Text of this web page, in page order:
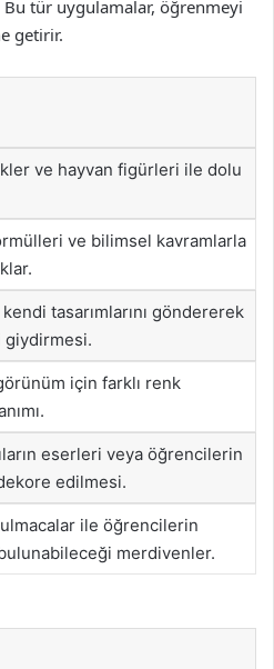
tür uygulamalar, öğrenmeyi
getirir.
ve hayvan figürleri ile dolu
ve bilimsel kavramlarla
tasarımlarını göndererek
için farklı renk
eserleri veya öğrencilerin
edilmesi.
ile öğrencilerin
merdivenler.